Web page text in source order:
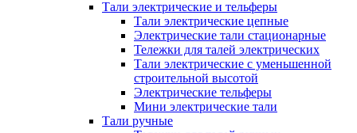
Тали электрические и тельферы
Тали электрические цепные
Электрические тали стационарные
Тележки для талей электрических
Тали электрические с уменьшенной
строительной высотой
Электрические тельферы
Мини электрические тали
Тали ручные